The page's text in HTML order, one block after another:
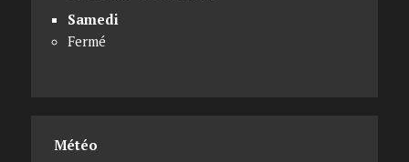
Samedi
Fermé
Météo